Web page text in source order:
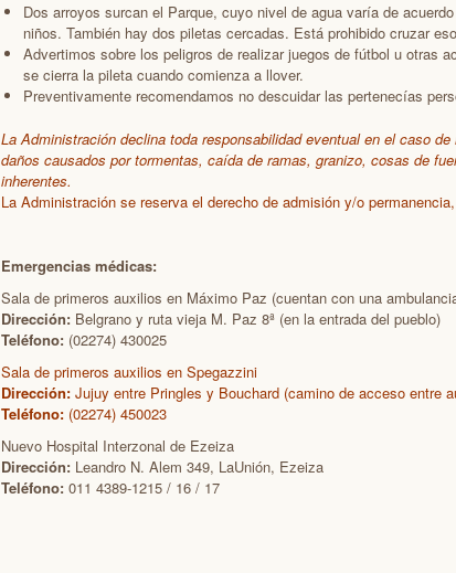
Dos arroyos surcan el Parque, cuyo nivel de agua varía de
niños. También hay dos piletas cercadas. Está prohibido cruzar
Advertimos sobre los peligros de realizar juegos de fútbol u otras
se cierra la pileta cuando comienza a llover.
Preventivamente recomendamos no descuidar las pertenecías
La Administración declina toda responsabilidad eventual en el caso
daños causados por tormentas, caída de ramas, granizo, cosas de
inherentes.
La Administración se reserva el derecho de admisión y/o
Emergencias médicas:
Sala de primeros auxilios en Máximo Paz (cuentan con una
Dirección: Belgrano y ruta vieja M. Paz 8ª (en la entrada del pueblo)
Teléfono: (02274) 430025
Sala de primeros auxilios en Spegazzini
Dirección: Jujuy entre Pringles y Bouchard (camino de acceso entre
Teléfono: (02274) 450023
Nuevo Hospital Interzonal de Ezeiza
Dirección: Leandro N. Alem 349, LaUnión, Ezeiza
Teléfono: 011 4389-1215 / 16 / 17